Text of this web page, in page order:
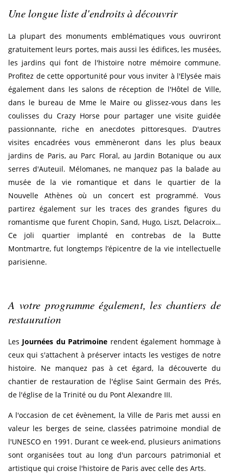
Une longue liste d'endroits à découvrir
La plupart des monuments emblématiques vous ouvriront
gratuitement leurs portes, mais aussi les édifices, les musées,
les jardins qui font de l'histoire notre mémoire commune.
Profitez de cette opportunité pour vous inviter à l'Elysée mais
également dans les salons de réception de l'Hôtel de Ville,
dans le bureau de Mme le Maire ou glissez-vous dans les
coulisses du Crazy Horse pour partager une visite guidée
passionnante, riche en anecdotes pittoresques. D'autres
visites encadrées vous emmèneront dans les plus beaux
jardins de Paris, au Parc Floral, au Jardin Botanique ou aux
serres d'Auteuil. Mélomanes, ne manquez pas la balade au
musée de la vie romantique et dans le quartier de la
Nouvelle Athènes où un concert est programmé. Vous
partirez également sur les traces des grandes figures du
romantisme que furent Chopin, Sand, Hugo, Liszt, Delacroix…
Ce joli quartier implanté en contrebas de la Butte
Montmartre, fut longtemps l’épicentre de la vie intellectuelle
parisienne.
A votre programme également, les chantiers de
restauration
Les Journées du Patrimoine rendent également hommage à
ceux qui s'attachent à préserver intacts les vestiges de notre
histoire. Ne manquez pas à cet égard, la découverte du
chantier de restauration de l'église Saint Germain des Prés,
de l'église de la Trinité ou du Pont Alexandre III.
A l'occasion de cet évènement, la Ville de Paris met aussi en
valeur les berges de seine, classées patrimoine mondial de
l'UNESCO en 1991. Durant ce week-end, plusieurs animations
sont organisées tout au long d'un parcours patrimonial et
artistique qui croise l'histoire de Paris avec celle des Arts.